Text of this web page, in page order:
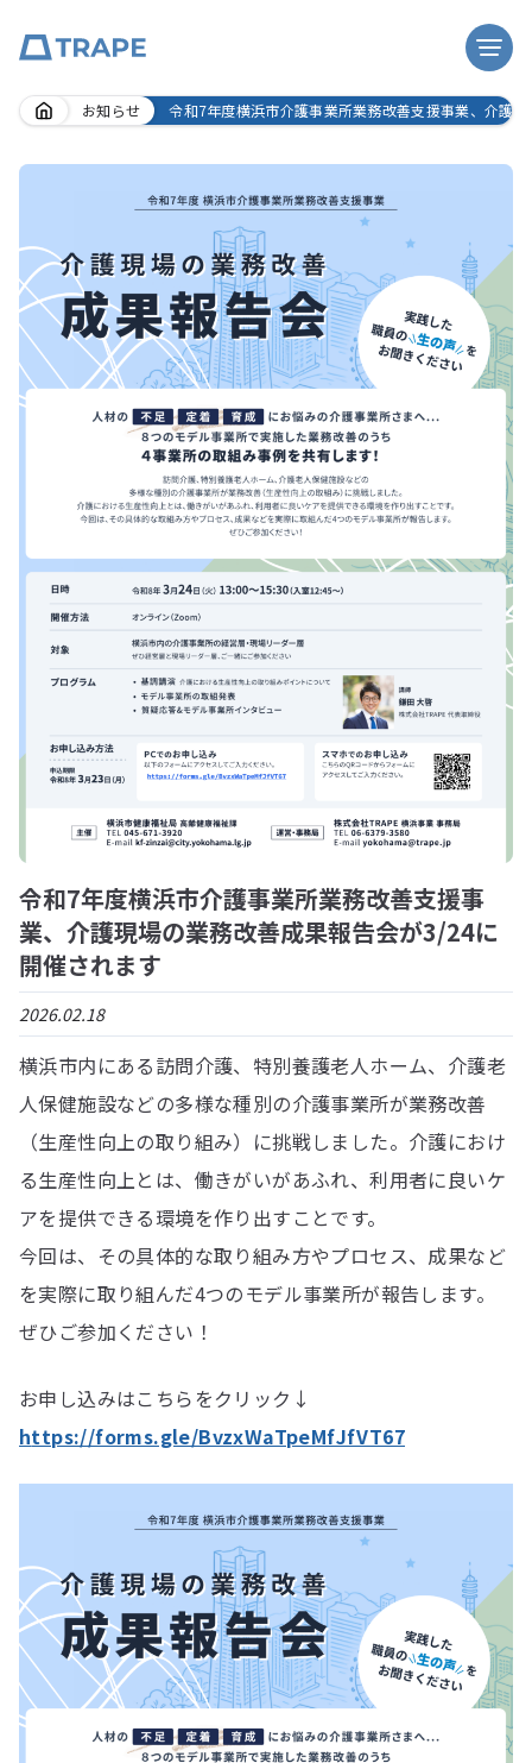
Skip
content
お知らせ 令和7年度横浜市介護事業所業務改善支援事業、介護
令和7年度横浜市介護事業所業務改善支援事
業、介護現場の業務改善成果報告会が3/24に
開催されます
2026.02.18
横浜市内にある訪問介護、特別養護老人ホーム、介護老
人保健施設などの多様な種別の介護事業所が業務改善
（生産性向上の取り組み）に挑戦しました。介護におけ
る生産性向上とは、働きがいがあふれ、利用者に良いケ
アを提供できる環境を作り出すことです。
今回は、その具体的な取り組み方やプロセス、成果など
を実際に取り組んだ4つのモデル事業所が報告します。
ぜひご参加ください！
お申し込みはこちらをクリック↓
https://forms.gle/BvzxWaTpeMfJfVT67